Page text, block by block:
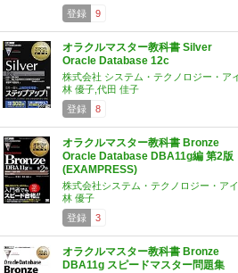
登録
9
オラクルマスター教科書 Silver
Oracle Database 12c
株式会社 システム・テクノロジー・ア
林 優子,代田 佳子
登録
8
オラクルマスター教科書 Bronze
Oracle Database DBA11g編 第2版
(EXAMPRESS)
株式会社システム・テクノロジー・アイ
林 優子
登録
3
オラクルマスター教科書 Bronze
DBA11g スピードマスター問題集